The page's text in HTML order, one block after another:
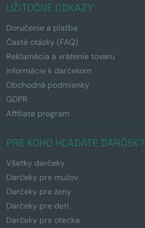
UŽITOČNÉ ODKAZY
Doručenie a platba
Časté otázky (FAQ)
Reklamácia a vrátenie tovaru
Informácie k darčekom
Obchodné podmienky
GDPR
Affiliate program
PRE KOHO HĽADÁTE DARČEK?
Všetky darčeky
Darčeky pre mužov
Darčeky pre ženy
Darčeky pre deti
Darčeky pre otecka